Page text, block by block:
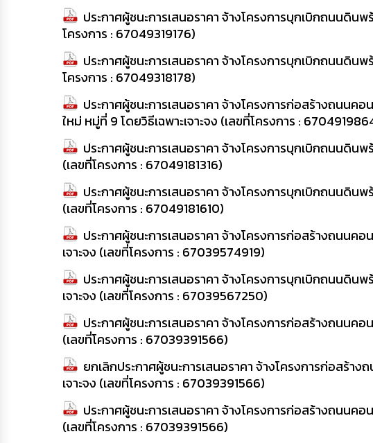
ประกาศผู้ชนะการเสนอราคา จ้างโครงการบุกเบิกถนนดิน
โครงการ : 67049319176)
ประกาศผู้ชนะการเสนอราคา จ้างโครงการบุกเบิกถนนดิน
โครงการ : 67049318178)
ประกาศผู้ชนะการเสนอราคา จ้างโครงการก่อสร้างถนน
ใหม่ หมู่ที่ 9 โดยวิธีเฉพาะเจาะจง (เลขที่โครงการ :
ประกาศผู้ชนะการเสนอราคา จ้างโครงการบุกเบิกถนนดิน
(เลขที่โครงการ : 67049181316)
ประกาศผู้ชนะการเสนอราคา จ้างโครงการบุกเบิกถนนดิน
(เลขที่โครงการ : 67049181610)
ประกาศผู้ชนะการเสนอราคา จ้างโครงการก่อสร้างถนนค
เจาะจง (เลขที่โครงการ : 67039574919)
ประกาศผู้ชนะการเสนอราคา จ้างโครงการบุกเบิกถนนดิ
เจาะจง (เลขที่โครงการ : 67039567250)
ประกาศผู้ชนะการเสนอราคา จ้างโครงการก่อสร้างถนนค
(เลขที่โครงการ : 67039391566)
ยกเลิกประกาศผู้ชนะการเสนอราคา จ้างโครงการก่อสร้า
เจาะจง (เลขที่โครงการ : 67039391566)
ประกาศผู้ชนะการเสนอราคา จ้างโครงการก่อสร้างถนนค
(เลขที่โครงการ : 67039391566)